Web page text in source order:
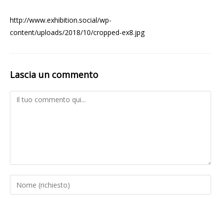
http://www.exhibition.social/wp-
content/uploads/2018/10/cropped-ex8.jpg
Lascia un commento
Comment
Inserisci
il